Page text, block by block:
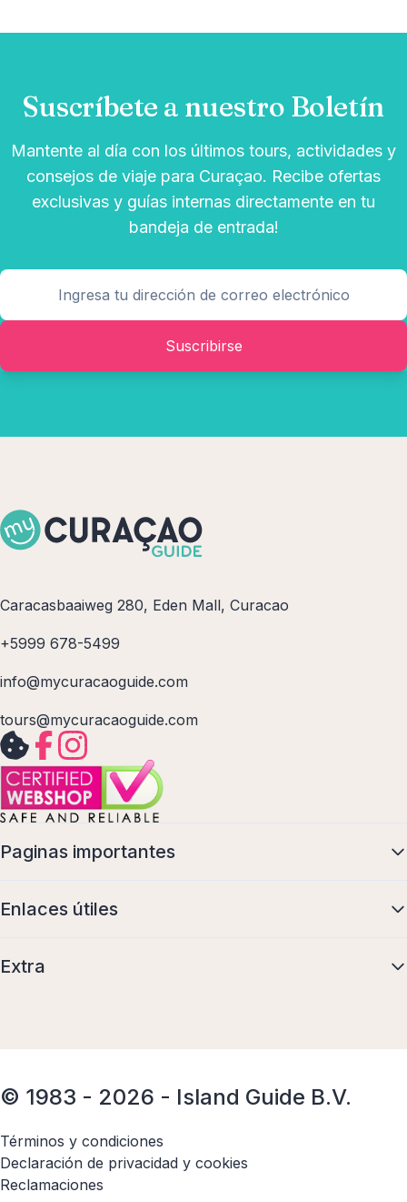
Suscríbete a nuestro Boletín
Mantente al día con los últimos tours, actividades y
consejos de viaje para Curaçao. Recibe ofertas
exclusivas y guías internas directamente en tu
bandeja de entrada!
Suscribirse
Caracasbaaiweg 280, Eden Mall, Curacao
+5999 678-5499
info@mycuracaoguide.com
tours@mycuracaoguide.com
Paginas importantes
Enlaces útiles
Extra
© 1983 - 2026 - Island Guide B.V.
Términos y condiciones
Declaración de privacidad y cookies
Reclamaciones